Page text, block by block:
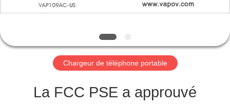
VISITE
D'USINE
CONTRÔLE
Chargeur de téléphone portable
La FCC PSE a approuvé